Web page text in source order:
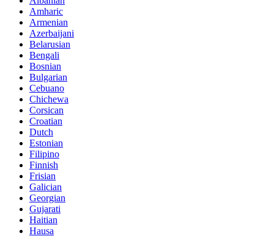
Amharic
Armenian
Azerbaijani
Belarusian
Bengali
Bosnian
Bulgarian
Cebuano
Chichewa
Corsican
Croatian
Dutch
Estonian
Filipino
Finnish
Frisian
Galician
Georgian
Gujarati
Haitian
Hausa